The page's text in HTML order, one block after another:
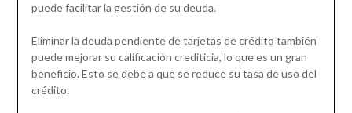
puede facilitar la gestión de su deuda.
Eliminar la deuda pendiente de tarjetas de crédito también
puede mejorar su calificación crediticia, lo que es un gran
beneficio. Esto se debe a que se reduce su tasa de uso del
crédito.